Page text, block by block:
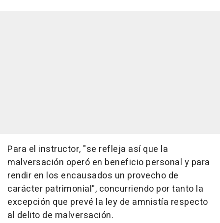
Para el instructor, "se refleja así que la
malversación operó en beneficio personal y para
rendir en los encausados un provecho de
carácter patrimonial", concurriendo por tanto la
excepción que prevé la ley de amnistía respecto
al delito de malversación.